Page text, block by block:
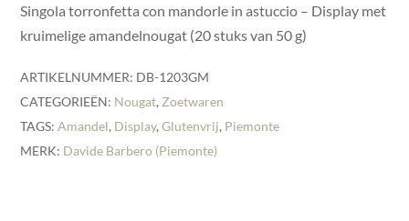
Singola torronfetta con mandorle in astuccio – Display met
kruimelige amandelnougat (20 stuks van 50 g)
ARTIKELNUMMER: DB-1203GM
CATEGORIEËN: Nougat, Zoetwaren
TAGS:Amandel, Display,Glutenvrij, Piemonte
MERK: Davide Barbero (Piemonte)